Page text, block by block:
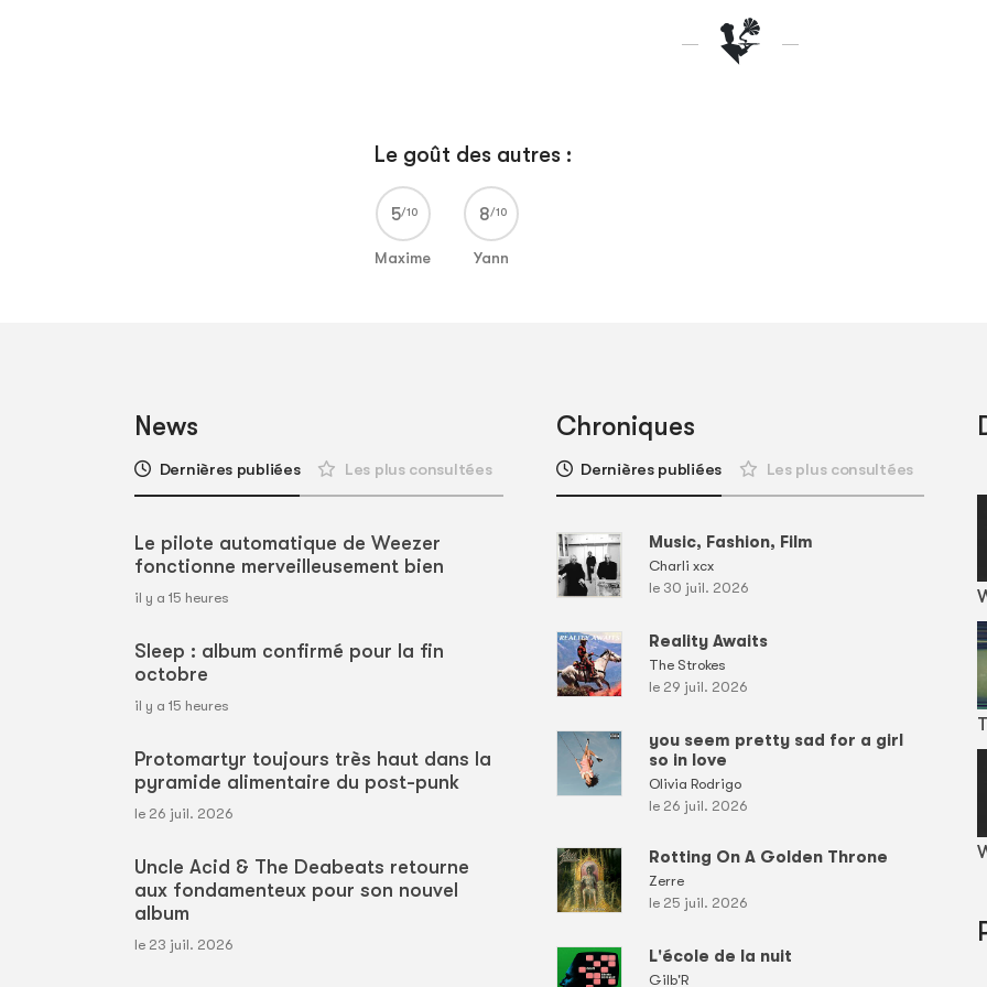
Le goût des autres :
5
Maxime
8
Yann
News
Dernières publiées Les plus consultées
Le pilote automatique de Weezer
fonctionne merveilleusement bien
il y a 15 heures
Sleep : album confirmé pour la fin
octobre
il y a 15 heures
Protomartyr toujours très haut dans la
pyramide alimentaire du post-punk
le 26 juil. 2026
Uncle Acid & The Deabeats retourne
aux fondamenteux pour son nouvel
album
le 23 juil. 2026
Chroniques
Dernières publiées Les plus consultées
Music, Fashion, Film
Charli xcx
le 30 juil. 2026
Reality Awaits
The Strokes
le 29 juil. 2026
you seem pretty sad for a girl
so in love
Olivia Rodrigo
le 26 juil. 2026
Rotting On A Golden Throne
Zerre
le 25 juil. 2026
L'école de la nuit
Gilb'R